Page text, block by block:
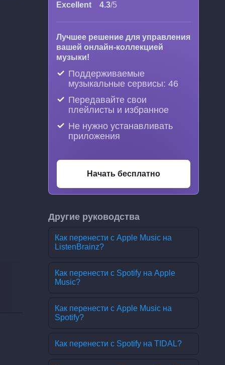
Excellent 4.3/5
Лучшее решение для управления
вашей онлайн-коллекцией
музыки!
Поддерживаемые
музыкальные сервисы: 46
Передавайте свои
плейлисты и избранное
Не нужно устанавливать
приложения
Начать бесплатно
Другие руководства
Как перенести с Apple Music на
ListenBrainz?
Как перенести с Spotify на Apple
Music?
Как перенести с Apple Music на
Spotify?
Как перенести с Spotify на TIDAL?